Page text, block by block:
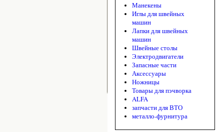
Манекены
Иглы для швейных
машин
Лапки для швейных
машин
Швейные столы
Электродвигатели
Запасные части
Аксессуары
Ножницы
Товары для пэчворка
ALFA
запчасти для ВТО
металло-фурнитура